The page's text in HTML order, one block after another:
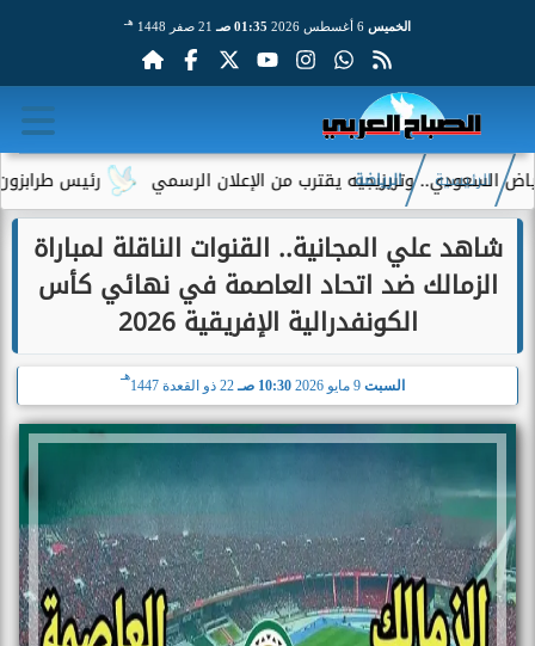
الخميس 01:35 صـ 21 صفر 1448 هـ
رئيس طرابزون سبور وتريزيجيه يقترب من الإعلان الرسمي
الرئيسية الرياضة
شاهد علي المجانية.. القنوات الناقلة لمباراة
الزمالك ضد اتحاد العاصمة في نهائي كأس
الكونفدرالية الإفريقية 2026
السبت 10:30 صـ 22 ذو القعدة 1447
هـ